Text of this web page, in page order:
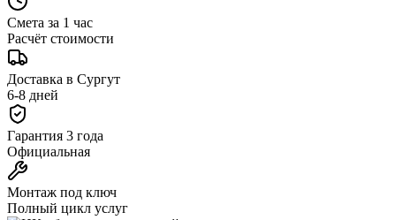
Смета за 1 час
Расчёт стоимости
Доставка в Сургут
6-8 дней
Гарантия 3 года
Официальная
Монтаж под ключ
Полный цикл услуг